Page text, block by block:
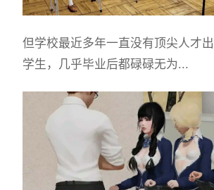
但学校最近多年一直没有顶尖人才
学生，几乎毕业后都碌碌无为...